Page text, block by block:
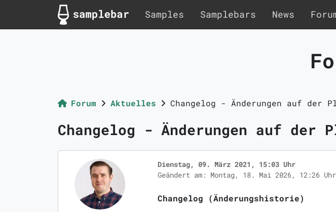
Samples Samplebars News
Forum Aktuelles Changelog - Änderungen auf der
Changelog - Änderungen auf der
Dienstag, 09. März 2021, 15:03 Uhr
Geändert am: Montag, 18. Mai 2026, 12:26 Uhr
Changelog (Änderungshistorie)